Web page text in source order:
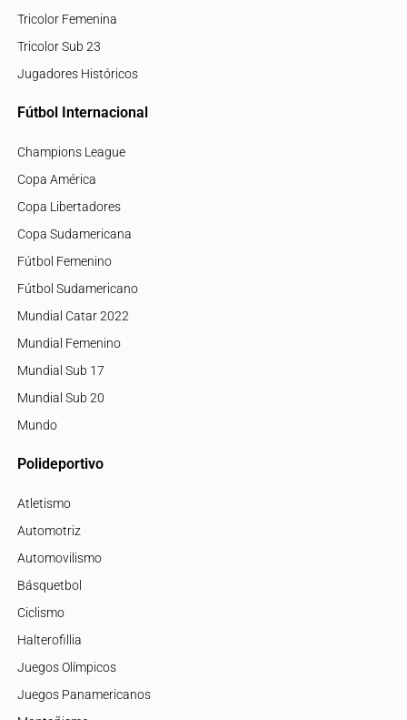
Tricolor Femenina
Tricolor Sub 23
Jugadores Históricos
Fútbol Internacional
Champions League
Copa América
Copa Libertadores
Copa Sudamericana
Fútbol Femenino
Fútbol Sudamericano
Mundial Catar 2022
Mundial Femenino
Mundial Sub 17
Mundial Sub 20
Mundo
Polideportivo
Atletismo
Automotriz
Automovilismo
Básquetbol
Ciclismo
Halterofillia
Juegos Olímpicos
Juegos Panamericanos